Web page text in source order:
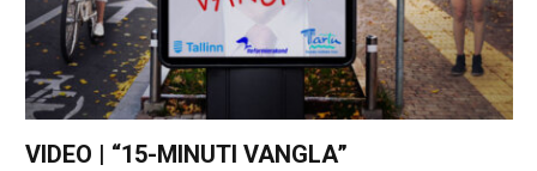
VIDEO | “15-MINUTI VANGLA”